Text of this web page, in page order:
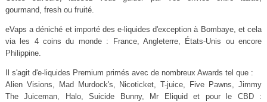
gourmand, fresh ou fruité.
eVaps a déniché et importé des e-liquides d'exception à Bombaye, et cela
via les 4 coins du monde : France, Angleterre, États-Unis ou encore
Philippine.
Il s'agit d'e-liquides Premium primés avec de nombreux Awards tel que :
Alien Visions, Mad Murdock's, Nicoticket, T-juice, Five Pawns, Jimmy
The Juiceman, Halo, Suicide Bunny, Mr Eliquid et pour le CBD :